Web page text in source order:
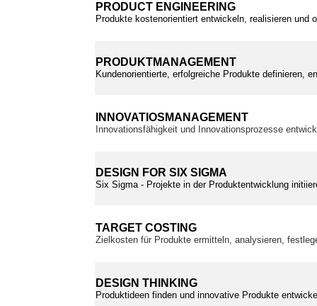
PRODUCT ENGINEERING
Produkte kostenorientiert entwickeln, realisieren und
PRODUKTMANAGEMENT
Kundenorientierte, erfolgreiche Produkte definieren,
INNOVATIOSMANAGEMENT
Innovationsfähigkeit und Innovationsprozesse
DESIGN FOR SIX SIGMA
Six Sigma - Projekte in der Produktentwicklung
TARGET COSTING
Zielkosten für Produkte ermitteln, analysieren,
DESIGN THINKING
Produktideen finden und innovative Produkte